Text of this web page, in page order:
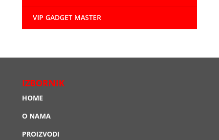
VIP GADGET MASTER
IZBORNIK
HOME
O NAMA
PROIZVODI